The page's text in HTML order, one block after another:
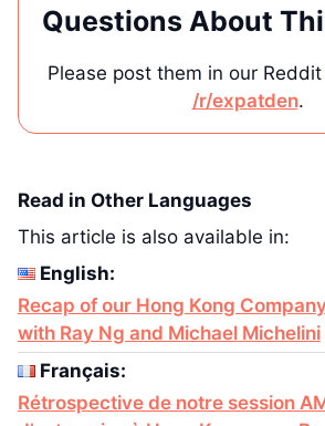
Questions About
Please post them in our
/r/expatden.
Read in Other Languages
This article is also available in:
English:
Recap of our Hong Kong
with Ray Ng and Michael Michelini
Français:
Rétrospective de notre session